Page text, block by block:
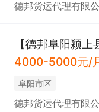
德邦货运代理有限
4000-5000元/
阜阳市区
德邦货运代理有限